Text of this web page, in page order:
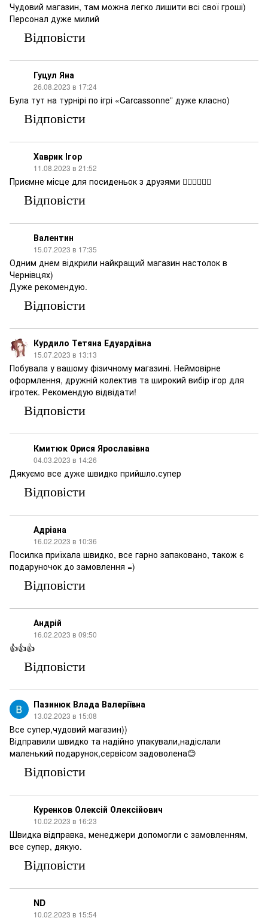
Чудовий магазин, там можна легко лишити всі свої гроші)
Персонал дуже милий
Відповісти
Гуцул Яна
26.08.2023 в 17:24
Була тут на турнірі по ігрі «Carcassonne” дуже класно)
Відповісти
Хаврик Ігор
11.08.2023 в 21:52
Приємне місце для посиденьок з друзями 👍🏻👍🏻👍🏻
Відповісти
Валентин
15.07.2023 в 17:35
Одним днем відкрили найкращий магазин настолок в
Чернівцях)
Дуже рекомендую.
Відповісти
Курдило Тетяна Едуардівна
15.07.2023 в 13:13
Побувала у вашому фізичному магазині. Неймовірне
оформлення, дружній колектив та широкий вибір ігор для
ігротек. Рекомендую відвідати!
Відповісти
Кмитюк Орися Ярославівна
04.03.2023 в 14:26
Дякуємо все дуже швидко прийшло.супер
Відповісти
Адріана
16.02.2023 в 10:36
Посилка приїхала швидко, все гарно запаковано, також є
подаруночок до замовлення =)
Відповісти
Андрій
16.02.2023 в 09:50
👍👍👍
Відповісти
Пазинюк Влада Валеріївна
13.02.2023 в 15:08
Все супер,чудовий магазин))
Відправили швидко та надійно упакували,надіслали
маленький подарунок,сервісом задоволена😊
Відповісти
Куренков Олексій Олексійович
10.02.2023 в 16:23
Швидка відправка, менеджери допомогли с замовленням,
все супер, дякую.
Відповісти
ND
10.02.2023 в 15:54